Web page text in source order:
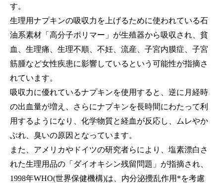
す。
生理用ナプキンの吸収力を上げるために使われている石
油系素材「高分子ポリマー」が生殖器から吸収され、貧
血、生理痛、生理不順、不妊、流産、子宮内膜症、子宮
筋腫など女性疾患に影響しているという可能性が指摘さ
れています。
吸収力に優れているナプキンを使用すると、逆に月経時
の出血量が増え、さらにナプキンを長時間にわたって利
用するようになり、化学物質と経血が反応し、ムレやか
ぶれ、臭いの原因となっています。
また、アメリカやドイツの研究者らにより、塩素漂白さ
れた生理用品の「ダイオキシン残留問題」が指摘され、
1998年WHO(世界保健機構)は、内分泌攪乱作用*を考慮